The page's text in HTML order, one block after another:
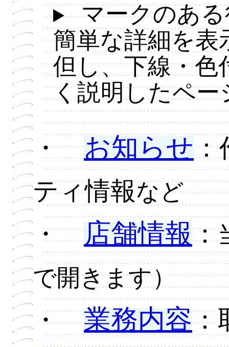
マークのあ
簡単な詳細を表
但し、下線・色
く説明したペ
・お知らせ：
ティ情報など
・店舗情報：
で開きます）
・業務内容：